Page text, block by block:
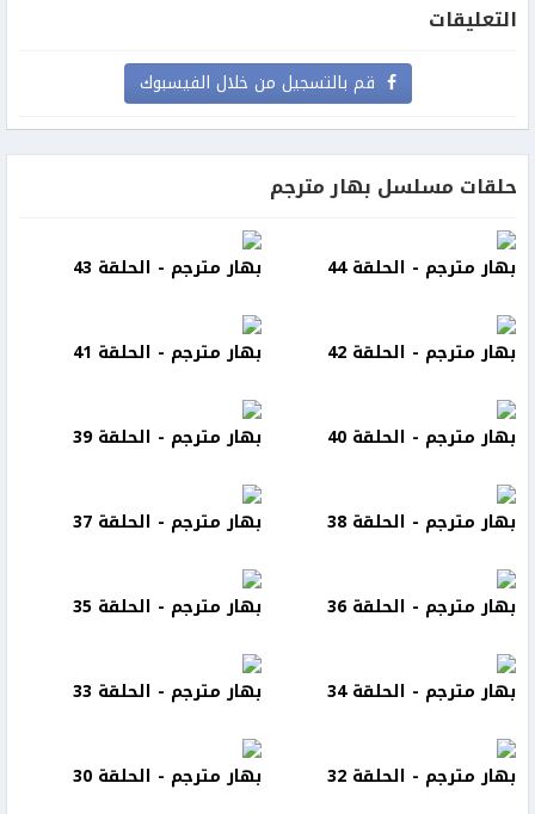
التعليقات
قم بالتسجيل من خلال الفيسبوك
حلقات مسلسل بهار مترجم
بهار مترجم - الحلقة 44 بهار مترجم - الحلقة 43
بهار مترجم - الحلقة 42 بهار مترجم - الحلقة 41
بهار مترجم - الحلقة 40 بهار مترجم - الحلقة 39
بهار مترجم - الحلقة 38 بهار مترجم - الحلقة 37
بهار مترجم - الحلقة 36 بهار مترجم - الحلقة 35
بهار مترجم - الحلقة 34 بهار مترجم - الحلقة 33
بهار مترجم - الحلقة 32 بهار مترجم - الحلقة 30